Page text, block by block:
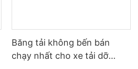
Băng tải không bến bán
chạy nhất cho xe tải dỡ